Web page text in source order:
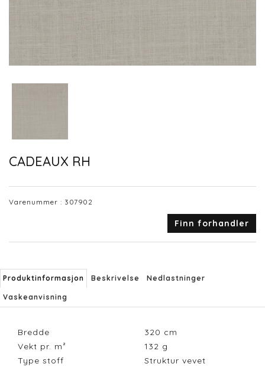
CADEAUX RH
Varenummer : 307902
Finn forhandler
Produktinformasjon Beskrivelse Nedlastninger
Vaskeanvisning
Bredde 320 cm
Vekt pr. m²
132 g
Type stoff
Struktur vevet